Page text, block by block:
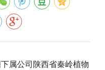
属公司陕西省秦岭植物